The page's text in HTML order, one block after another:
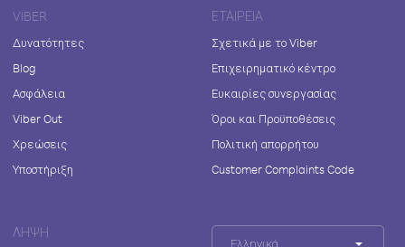
VIBER
Δυνατότητες
Blog
Ασφάλεια
Viber Out
Χρεώσεις
Υποστήριξη
ΕΤΑΙΡΕΊΑ
Σχετικά με το Viber
Επιχειρηματικό κέντρο
Ευκαιρίες συνεργασίας
Όροι και Προϋποθέσεις
Πολιτική απορρήτου
Customer Complaints Code
ΛΉΨΗ
Ελληνικά